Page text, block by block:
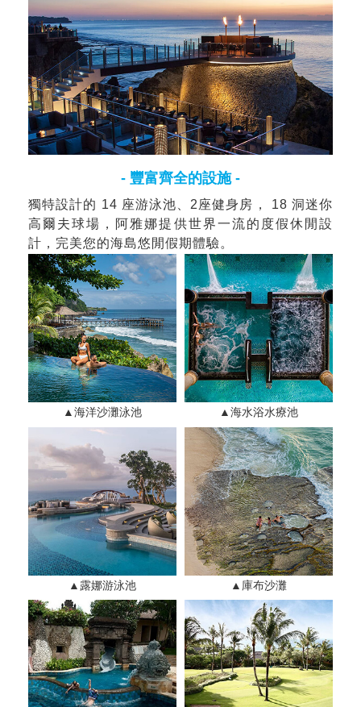
- 豐富齊全的設施 -
獨特設計的 14 座游泳池、2座健身房， 18 洞迷你
高爾夫球場，阿雅娜提供世界一流的度假休閒設
計，完美您的海島悠閒假期體驗。
▲海洋沙灘泳池 ▲海水浴水療池
▲露娜游泳池 ▲庫布沙灘